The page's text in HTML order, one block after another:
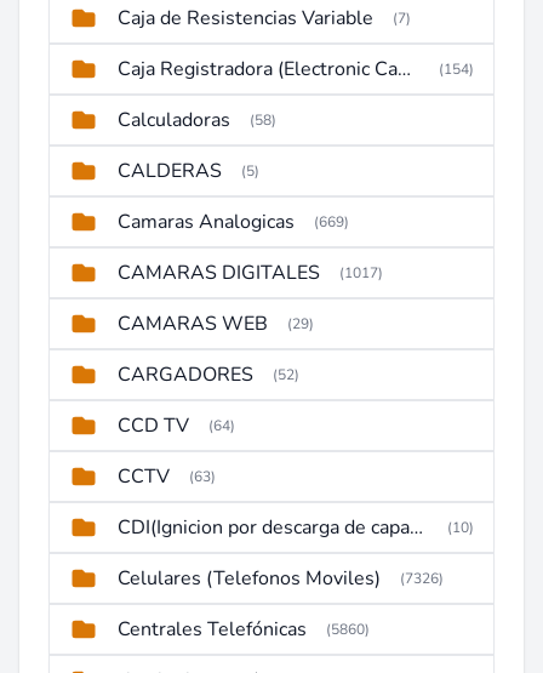
Caja de Resistencias Variable (7)
Caja Registradora (Electronic Cash Register) (154)
Calculadoras (58)
CALDERAS (5)
Camaras Analogicas (669)
CAMARAS DIGITALES (1017)
CAMARAS WEB (29)
CARGADORES (52)
CCD TV (64)
CCTV (63)
CDI(Ignicion por descarga de capacitor) (10)
Celulares (Telefonos Moviles) (7326)
Centrales Telefónicas (5860)